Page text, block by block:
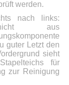
werden.
nach links:
aus
guter Letzt den
sieht
für
zur Reinigung